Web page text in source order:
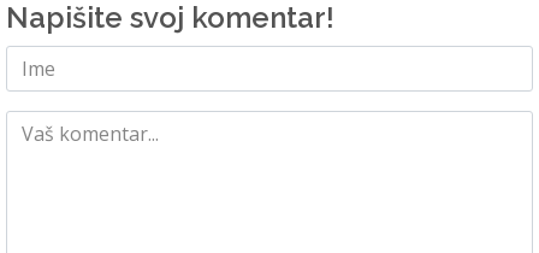
Napišite svoj komentar!